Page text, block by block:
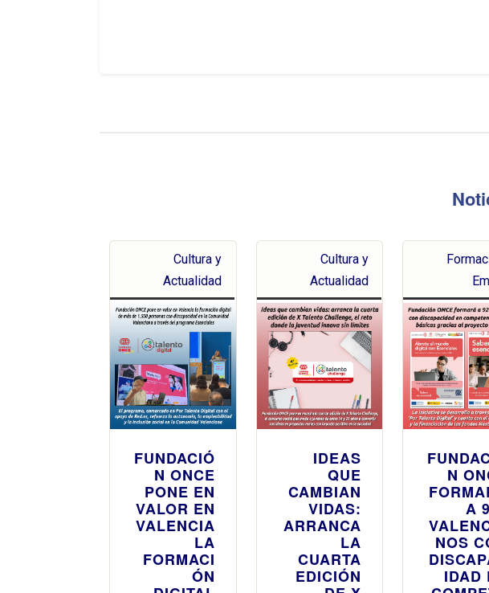
Cultura y
Actualidad
FUNDACIÓ
N ONCE
PONE EN
VALOR EN
VALENCIA
LA
FORMACI
ÓN
Cultura y
Actualidad
IDEAS
QUE
CAMBIAN
VIDAS:
ARRANCA
LA
CUARTA
EDICIÓN
N
A
NOS
IDAD